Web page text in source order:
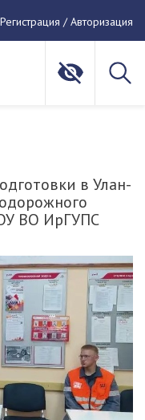
Регистрация / Авторизация
в Улан-
ВО ИрГУПС